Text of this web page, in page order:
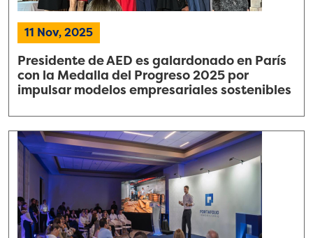
11 Nov, 2025
Presidente de AED es galardonado en París
con la Medalla del Progreso 2025 por
impulsar modelos empresariales sostenibles